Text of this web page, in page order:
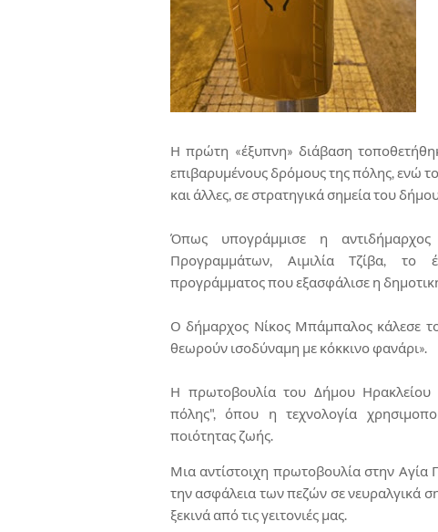
Η πρώτη «έξυπνη» διάβαση
επιβαρυμένους δρόμους της πόλης, ενώ
και άλλες, σε στρατηγικά σημεία του
Όπως υπογράμμισε η
Προγραμμάτων, Αιμιλία Τζίβα, το
προγράμματος που εξασφάλισε η
Ο δήμαρχος Νίκος Μπάμπαλος κάλεσε
θεωρούν ισοδύναμη με κόκκινο φανάρι».
Η πρωτοβουλία του Δήμου Ηρακλείου
πόλης", όπου η τεχνολογία
ποιότητας ζωής.
Μια αντίστοιχη πρωτοβουλία στην
την ασφάλεια των πεζών σε νευραλγικά
ξεκινά από τις γειτονιές μας.